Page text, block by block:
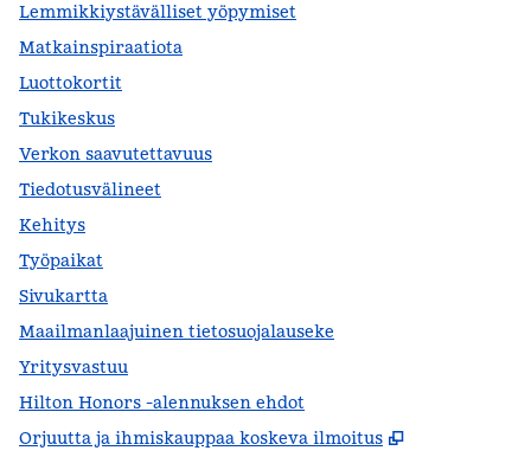
Lemmikkiystävälliset yöpymiset
Matkainspiraatiota
Luottokortit
Tukikeskus
Verkon saavutettavuus
Tiedotusvälineet
Kehitys
Työpaikat
Sivukartta
Maailmanlaajuinen tietosuojalauseke
Yritysvastuu
Hilton Honors -alennuksen ehdot
Orjuutta ja ihmiskauppaa koskeva ilmoitus
,